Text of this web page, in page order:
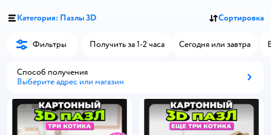
Категория: Пазлы 3D Сортировка
Фильтры Получить за 1-2 часа Сегодня или завтра
Способ получения
Выберите адрес или магазин